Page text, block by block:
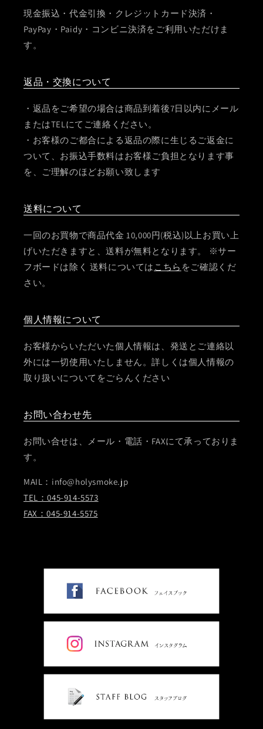
現金振込・代金引換・クレジットカード決済・
PayPay・Paidy・コンビニ決済をご利用いただけま
す。
返品・交換について
・返品をご希望の場合は商品到着後7日以内にメール
またはTELにてご連絡ください。
・お客様のご都合による返品の際に生じるご返金に
ついて、お振込手数料はお客様ご負担となります事
を、ご理解のほどお願い致します
送料について
一回のお買物で商品代金 10,000円(税込)以上お買い上
げいただきますと、送料が無料となります。 ※サー
フボードは除く 送料については こちら をご確認くだ
さい。
個人情報について
お客様からいただいた個人情報は、発送とご連絡以
外には一切使用いたしません。詳しくは個人情報の
取り扱いについてをごらんください
お問い合わせ先
お問い合せは、メール・電話・FAXにて承っておりま
す。
MAIL：info@holysmoke.jp
TEL：045-914-5573
FAX：045-914-5575